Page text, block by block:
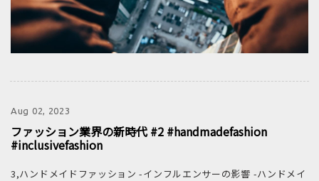
Aug 02, 2023
ファッション業界の新時代 #2 #handmadefashion
#inclusivefashion
3,ハンドメイドファッション -インフルエンサーの影響 -ハンドメイ